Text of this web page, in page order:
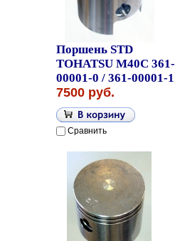
Поршень STD
TOHATSU M40C 361-
00001-0 / 361-00001-1
7500 руб.
Сравнить